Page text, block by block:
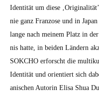
Iden­tität um diese
nie ganz Fran­zose und in
lange nach meinem Platz in
nis hat­te, in bei­den Län­dern
SOKCHO erforscht die
Iden­tität und ori­en­tiert sich
anis­chen Autorin Elisa Shua